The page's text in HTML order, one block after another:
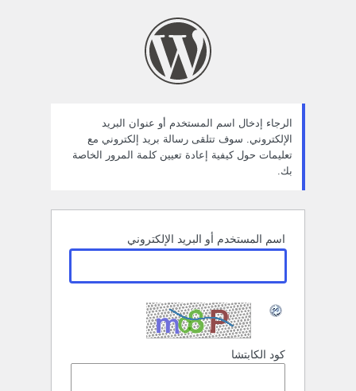
الرجاء إدخال اسم المستخدم أو عنوان البريد
الإلكتروني. سوف تتلقى رسالة بريد إلكتروني مع
تعليمات حول كيفية إعادة تعيين كلمة المرور الخاصة
بك.
اسم المستخدم أو البريد الإلكتروني
كود الكابتشا